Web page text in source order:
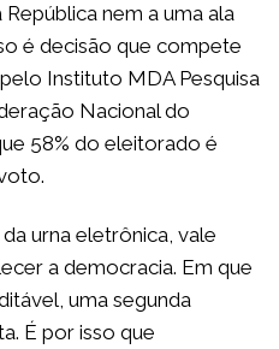
nem a uma ala
é decisão que compete
Instituto MDA Pesquisa
Nacional do
58% do eleitorado é
urna eletrônica, vale
a democracia. Em que
uma segunda
É por isso que